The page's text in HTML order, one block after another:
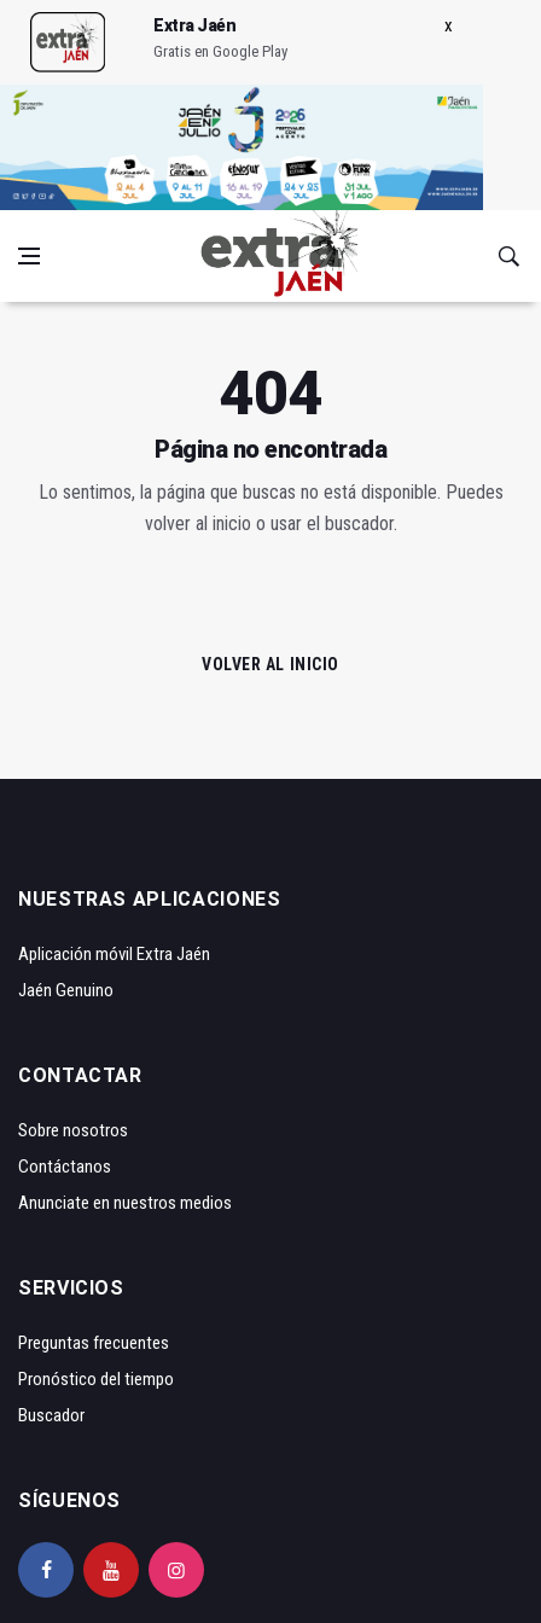
Extra Jaén
Gratis en Google Play
404
Página no encontrada
Lo sentimos, la página que buscas no está disponible. Puedes
volver al inicio o usar el buscador.
VOLVER AL INICIO
NUESTRAS APLICACIONES
Aplicación móvil Extra Jaén
Jaén Genuino
CONTACTAR
Sobre nosotros
Contáctanos
Anunciate en nuestros medios
SERVICIOS
Preguntas frecuentes
Pronóstico del tiempo
Buscador
SÍGUENOS